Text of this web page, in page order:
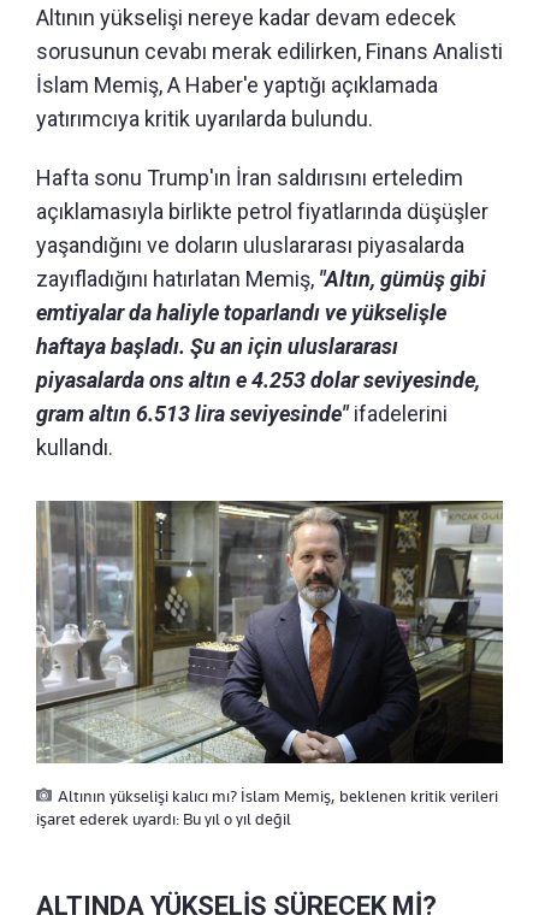
Altının yükselişi nereye kadar devam edecek
sorusunun cevabı merak edilirken, Finans Analisti
İslam Memiş, A Haber'e yaptığı açıklamada
yatırımcıya kritik uyarılarda bulundu.
Hafta sonu Trump'ın İran saldırısını erteledim
açıklamasıyla birlikte petrol fiyatlarında düşüşler
yaşandığını ve doların uluslararası piyasalarda
zayıfladığını hatırlatan Memiş, "Altın, gümüş gibi
emtiyalar da haliyle toparlandı ve yükselişle
haftaya başladı. Şu an için uluslararası
piyasalarda ons altın e 4.253 dolar seviyesinde,
gram altın 6.513 lira seviyesinde"ifadelerini
kullandı.
Altının yükselişi kalıcı mı? İslam Memiş, beklenen kritik verileri
işaret ederek uyardı: Bu yıl o yıl değil
ALTINDA YÜKSELİŞ SÜRECEK Mİ?